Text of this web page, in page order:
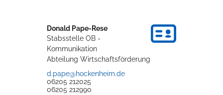
Erleben in Hockenheim
Spaß unter prickelnden Wasserfällen, das rauschende Meer im
Wellenbecken oder doch lieber die pure Entspannung auf der
Sprudelliege im Solebecken?
Donald Pape-Rese
Stabsstelle OB -
Kommunikation
Abteilung Wirtschaftsförderung
d.pape@hockenheim.de
06205 212025
06205 212990